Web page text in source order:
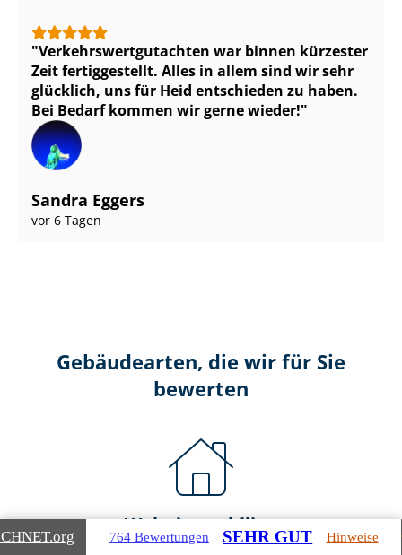
Ver­kehrs­wert­gut­ach­ten war binnen kürzester
Zeit fertiggestellt. Alles in allem sind wir sehr
glücklich, uns für Heid entschieden zu haben.
Bei Bedarf kommen wir gerne wieder!
Sandra Eggers
vor 6 Tagen
Gebäudearten, die wir für Sie
bewerten
Wohnimmobilien
.org 764 Bewertungen SEHR GUT Hinweise